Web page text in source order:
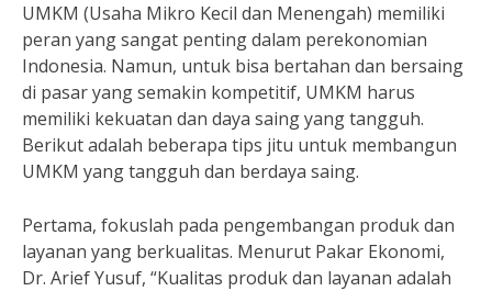
UMKM (Usaha Mikro Kecil dan Menengah) memiliki
peran yang sangat penting dalam perekonomian
Indonesia. Namun, untuk bisa bertahan dan bersaing
di pasar yang semakin kompetitif, UMKM harus
memiliki kekuatan dan daya saing yang tangguh.
Berikut adalah beberapa tips jitu untuk membangun
UMKM yang tangguh dan berdaya saing.
Pertama, fokuslah pada pengembangan produk dan
layanan yang berkualitas. Menurut Pakar Ekonomi,
Dr. Arief Yusuf, “Kualitas produk dan layanan adalah